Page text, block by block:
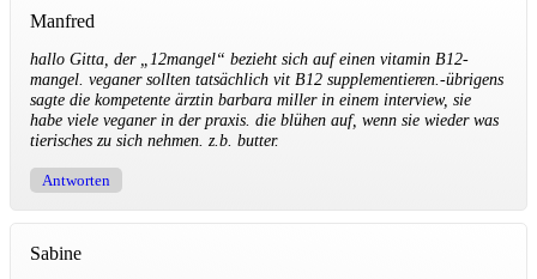
Manfred
hallo Gitta, der „12mangel“ bezieht sich auf einen vitamin B12-
mangel. veganer sollten tatsächlich vit B12 supplementieren.-übrigens
sagte die kompetente ärztin barbara miller in einem interview, sie
habe viele veganer in der praxis. die blühen auf, wenn sie wieder was
tierisches zu sich nehmen. z.b. butter.
Antworten
Sabine